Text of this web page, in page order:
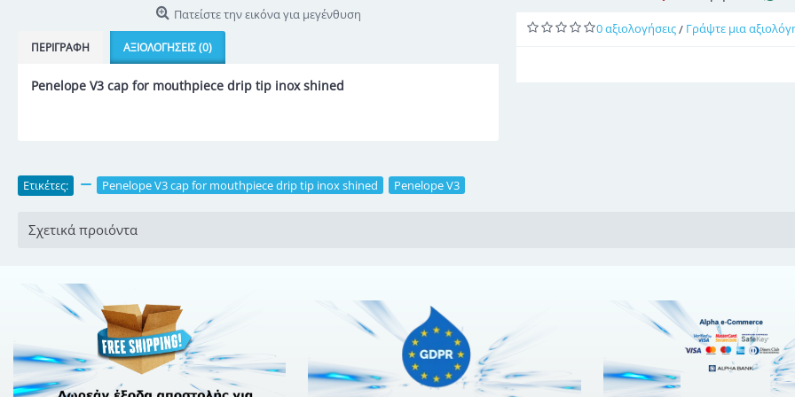
Πατείστε την εικόνα για μεγένθυση
ΠΕΡΙΓΡΑΦΉ ΑΞΙΟΛΟΓΉΣΕΙΣ (0)
Penelope V3 cap for mouthpiece drip tip inox shined
0 αξιολογήσεις/ Γράψτε μια
Ετικέτες: Penelope V3 cap for mouthpiece drip tip inox shined Penelope V3
Σχετικά προιόντα